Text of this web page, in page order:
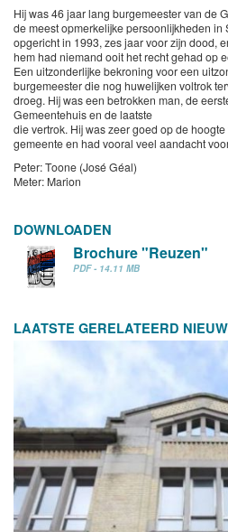
Hij was 46 jaar lang burgemeester van de
de meest opmerkelijke persoonlijkheden in
opgericht in 1993, zes jaar voor zijn dood,
hem had niemand ooit het recht gehad op
Een uitzonderlijke bekroning voor een
burgemeester die nog huwelijken voltrok
droeg. Hij was een betrokken man, de
Gemeentehuis en de laatste
die vertrok. Hij was zeer goed op de
gemeente en had vooral veel aandacht
Peter: Toone (José Géal)
Meter: Marion
DOWNLOADEN
Brochure "Reuzen"
PDF - 14.11 MB
LAATSTE GERELATEERD